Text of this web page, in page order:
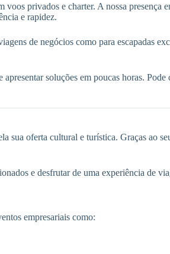
privados e charter. A nossa presença
e rapidez.
de negócios como para escapadas
soluções em poucas horas. Pode
sua oferta cultural e turística. Graças ao
e desfrutar de uma experiência de
empresariais como: